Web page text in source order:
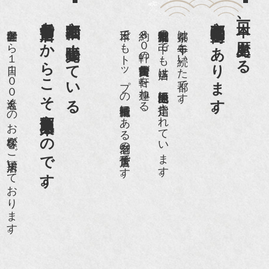
日本一、歴史ある
京都祇園骨董街にあります。
京都は千年も続いた都です。
京都祇園骨董街の中でも当店は、歴史的保全地区に指定されています。
約８０軒の古美術骨董商が軒を連ねる、
日本でもトップの祇園骨董街にある老舗の骨董店です。
京都祇園で小売販売している
老舗骨董店だからこそ高価買取出来るのです。
世界各国から１日１００名近くのお客様がご来店頂いております。